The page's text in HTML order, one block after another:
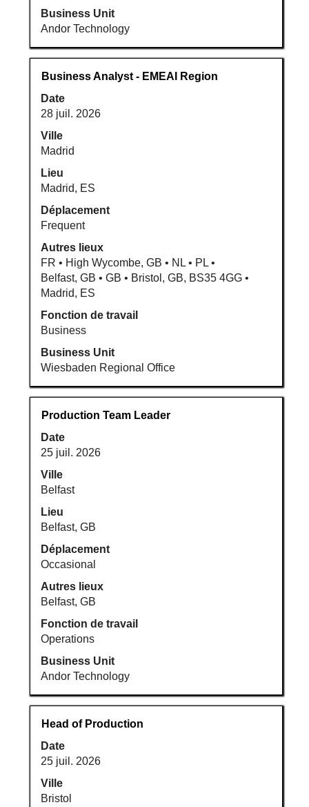
Business Unit
Andor Technology
Titre
Business Analyst - EMEAI Region
Date
28 juil. 2026
Ville
Madrid
Lieu
Madrid, ES
Déplacement
Frequent
Autres lieux
FR • High Wycombe, GB • NL • PL •
Belfast, GB • GB • Bristol, GB, BS35 4GG •
Madrid, ES
Fonction de travail
Business
Business Unit
Wiesbaden Regional Office
Sélectionnez
avec
la
barre
d’espacement
pour
afficher
tout
contenu
des
informations
d’emploi.
Titre
Production Team Leader
Date
25 juil. 2026
Ville
Belfast
Lieu
Belfast, GB
Déplacement
Occasional
Autres lieux
Belfast, GB
Fonction de travail
Operations
Business Unit
Andor Technology
Sélectionnez
avec
la
barre
d’espacement
pour
afficher
tout
contenu
des
informations
d’emploi.
Titre
Head of Production
Date
25 juil. 2026
Ville
Bristol
Sélectionnez
avec
la
barre
d’espacement
pour